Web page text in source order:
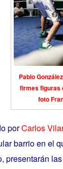
Pablo
firmes figuras
foto
porCarlos
barrio en el
presentarán